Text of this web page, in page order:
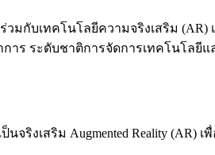
กับเทคโนโลยีความจริงเสริม (AR)
าร ระดับชาติการจัดการเทคโนโลยี
ริงเสริม Augmented Reality (AR)